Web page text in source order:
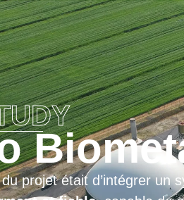
STUDY
obtenu un niveau de